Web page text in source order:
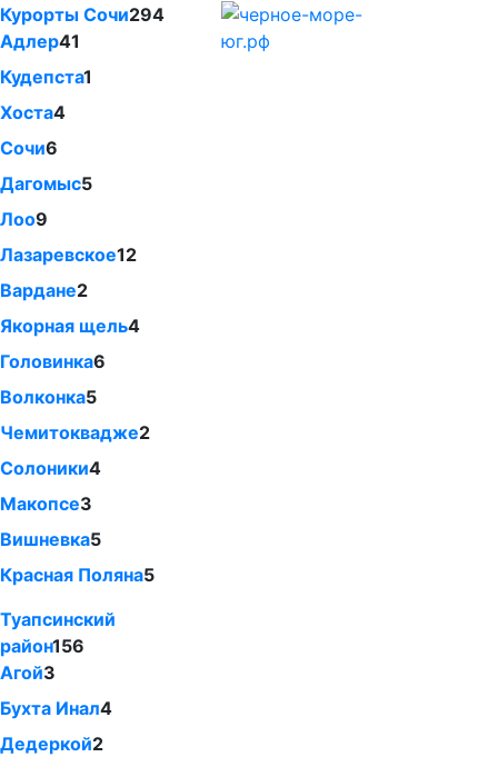
Курорты Сочи294
Адлер41
Кудепста1
Хоста4
Сочи6
Дагомыс5
Лоо9
Лазаревское12
Вардане2
Якорная щель4
Головинка6
Волконка5
Чемитоквадже2
Солоники4
Макопсе3
Вишневка5
Красная Поляна5
Туапсинский
район156
Агой3
Бухта Инал4
Дедеркой2